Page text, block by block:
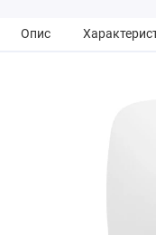
Опис